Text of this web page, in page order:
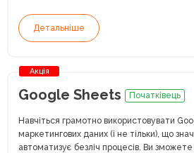
Детальніше
Акція
Google Sheets Початківець
Навчіться грамотно використовувати
маркетингових даних (і не тільки), що
автоматизує безліч процесів. Ви